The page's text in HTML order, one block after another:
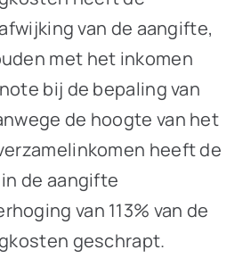
van de aangifte,
met het inkomen
bij de bepaling van
de hoogte van het
heeft de
de aangifte
van 113% van de
geschrapt.